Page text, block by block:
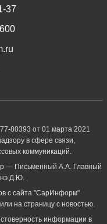
37
80393 от 01 марта 2021
в сфере связи,
коммуникаций.
— Письменный А.А. Главный
Д.Ю.
с сайта "СарИнформ"
или на страницу с новостью.
информации в